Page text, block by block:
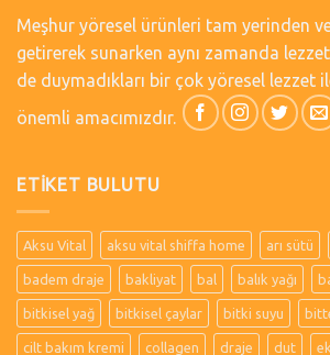
Meşhur yöresel ürünleri tam yerinden
getirerek sunarken aynı zamanda lezzet
de duymadıkları bir çok yöresel lezzet
önemli amacımızdır.
ETIKET BULUTU
Aksu Vital aksu vital shiffa home arı sütü
badem draje bakliyat bal balık yağı
bitkisel yağ bitkisel çaylar bitki suyu
cilt bakım kremi collagen draje dut